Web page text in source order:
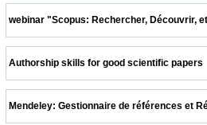
webinar "Scopus: Rechercher,
Authorship skills for good
Mendeley: Gestionnaire de